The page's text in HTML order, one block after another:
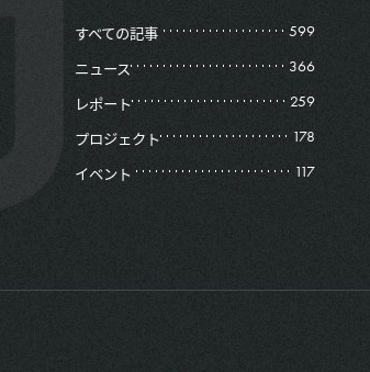
すべての記事 599
ニュース 366
レポート 259
プロジェクト 178
イベント 117